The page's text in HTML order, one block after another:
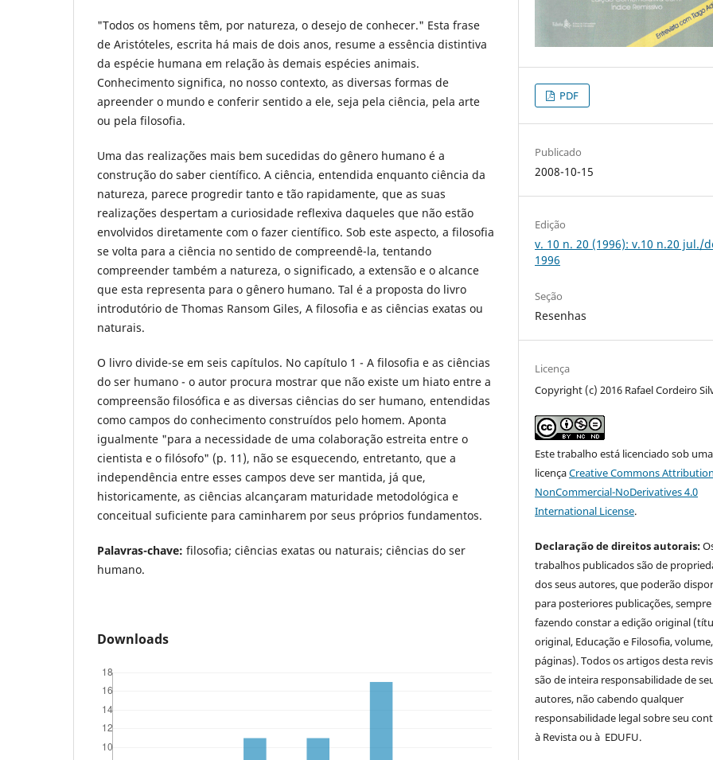
"Todos os homens têm, por natureza, o desejo de conhecer." Esta frase
de Aristóteles, escrita há mais de dois anos, resume a essência distintiva
da espécie humana em relação às demais espécies animais.
Conhecimento significa, no nosso contexto, as diversas formas de
apreender o mundo e conferir sentido a ele, seja pela ciência, pela arte
ou pela filosofia.
Uma das realizações mais bem sucedidas do gênero humano é a
construção do saber científico. A ciência, entendida enquanto ciência da
natureza, parece progredir tanto e tão rapidamente, que as suas
realizações despertam a curiosidade reflexiva daqueles que não estão
envolvidos diretamente com o fazer científico. Sob este aspecto, a filosofia
se volta para a ciência no sentido de compreendê-la, tentando
compreender também a natureza, o significado, a extensão e o alcance
que esta representa para o gênero humano. Tal é a proposta do livro
introdutório de Thomas Ransom Giles, A filosofia e as ciências exatas ou
naturais.
O livro divide-se em seis capítulos. No capítulo 1 - A filosofia e as ciências
do ser humano - o autor procura mostrar que não existe um hiato entre a
compreensão filosófica e as diversas ciências do ser humano, entendidas
como campos do conhecimento construídos pelo homem. Aponta
igualmente "para a necessidade de uma colaboração estreita entre o
cientista e o filósofo" (p. 11), não se esquecendo, entretanto, que a
independência entre esses campos deve ser mantida, já que,
historicamente, as ciências alcançaram maturidade metodológica e
conceitual suficiente para caminharem por seus próprios fundamentos.
Palavras-chave: filosofia; ciências exatas ou naturais; ciências do ser
humano.
Downloads
PDF
Publicado
2008-10-15
Edição
v. 10 n. 20 (1996): v.10 n.20 jul./
1996
Seção
Resenhas
Licença
Copyright (c) 2016 Rafael Cordeiro
Este trabalho está licenciado sob uma
licençaCreative Commons
NonCommercial-NoDerivatives 4.0
International License.
Declaração de direitos autorais:
trabalhos publicados são de
dos seus autores, que poderão
para posteriores publicações, sempre
fazendo constar a edição original
original, Educação e Filosofia,
páginas). Todos os artigos desta
são de inteira responsabilidade de
autores, não cabendo qualquer
responsabilidade legal sobre seu
à Revista ou à EDUFU.